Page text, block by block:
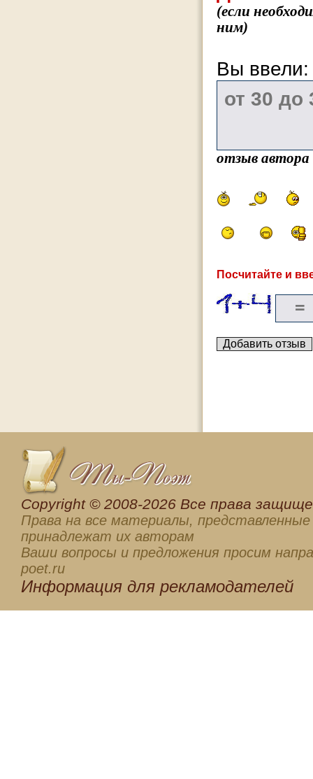
(если
ним)
Вы
отзыв
Посчитайте и
Сopyright © 2008-2026 Все права
Права на все материалы, представленные
принадлежат их авторам
Ваши вопросы и предложения просим
poet.ru
Информация для рекламодателей